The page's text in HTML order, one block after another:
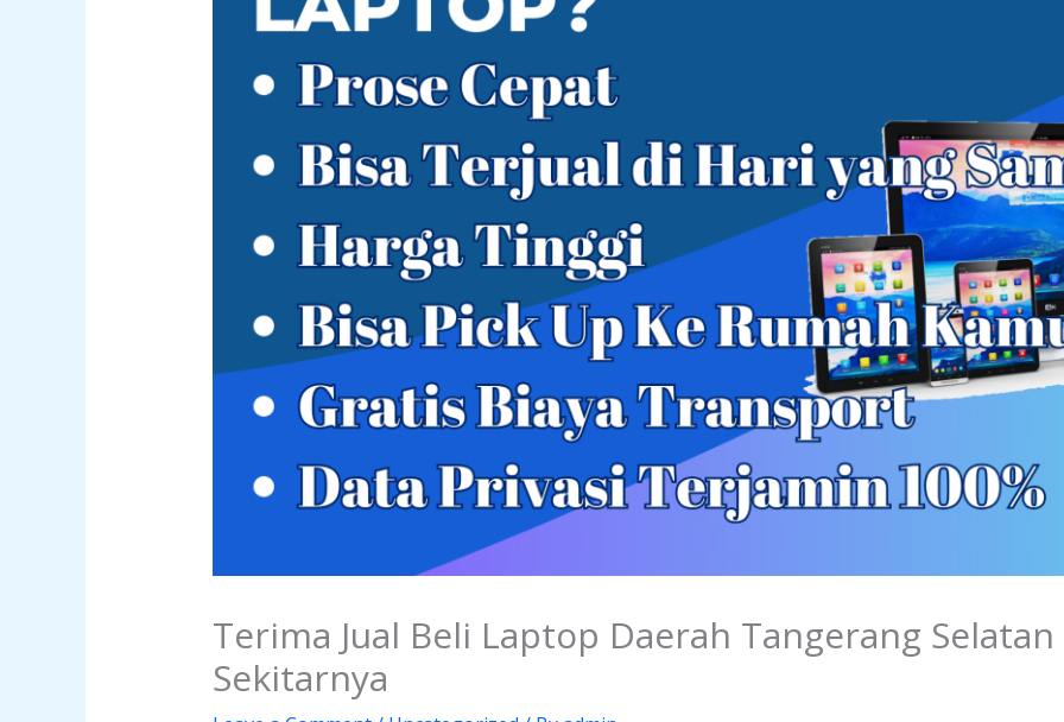
Terima Jual Beli Laptop Daerah Tangerang
Sekitarnya